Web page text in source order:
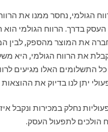
הגולמי, נחסר ממנו את
בדרך. הרווח הגולמי
את המוצר מהספק, לבין
את הרווח הגולמי, היא
התשלומים האלו מגיעים
יתן לנו בדיוק את
הולכים לתפעול העסק.